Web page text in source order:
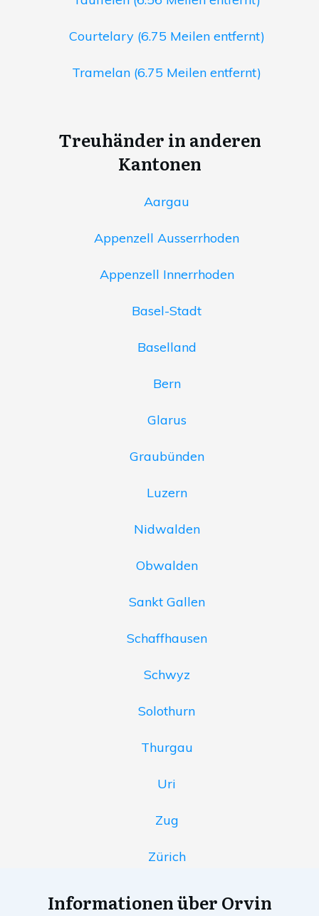
Courtelary (6.75 Meilen entfernt)
Tramelan (6.75 Meilen entfernt)
Treuhänder in anderen
Kantonen
Aargau
Appenzell Ausserrhoden
Appenzell Innerrhoden
Basel-Stadt
Baselland
Bern
Glarus
Graubünden
Luzern
Nidwalden
Obwalden
Sankt Gallen
Schaffhausen
Schwyz
Solothurn
Thurgau
Uri
Zug
Zürich
Informationen über Orvin